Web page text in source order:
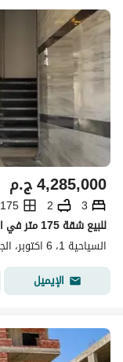
ج.م4,285,000
3
2
175 متر مربع
السياحية 1، 6 اكتوبر، الجيزة
الإيميل